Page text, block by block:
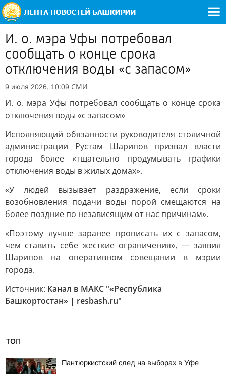
И. о. мэра Уфы потребовал
сообщать о конце срока
отключения воды «с запасом»
9 июля 2026, 10:09 СМИ
И. о. мэра Уфы потребовал сообщать о конце срока
отключения воды «с запасом»
Исполняющий обязанности руководителя столичной
администрации Рустам Шарипов призвал власти
города более «тщательно продумывать графики
отключения воды в жилых домах».
«У людей вызывает раздражение, если сроки
возобновления подачи воды порой смещаются на
более поздние по независящим от нас причинам».
«Поэтому лучше заранее прописать их с запасом,
чем ставить себе жесткие ограничения», — заявил
Шарипов на оперативном совещании в мэрии
города.
Источник: Канал в МАКС "«Республика
Башкортостан» | resbash.ru"
ТОП
Пантюркистский след на выборах в Уфе